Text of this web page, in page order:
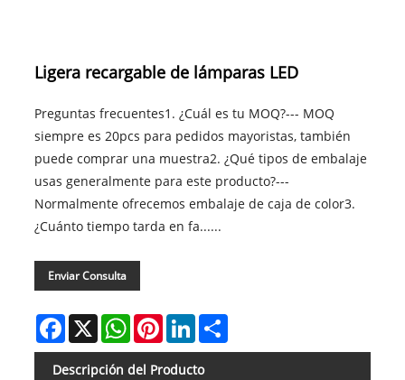
Ligera recargable de lámparas LED
Preguntas frecuentes1. ¿Cuál es tu MOQ?--- MOQ
siempre es 20pcs para pedidos mayoristas, también
puede comprar una muestra2. ¿Qué tipos de embalaje
usas generalmente para este producto?---
Normalmente ofrecemos embalaje de caja de color3.
¿Cuánto tiempo tarda en fa......
Enviar Consulta
Facebook
X WhatsAppPinterestLinkedInShare
Descripción del Producto